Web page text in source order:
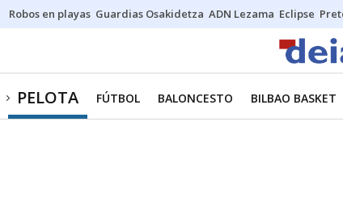
Robos en playas Guardias Osakidetza ADN Lezama Eclipse
PELOTA FÚTBOL BALONCESTO BILBAO BASKET